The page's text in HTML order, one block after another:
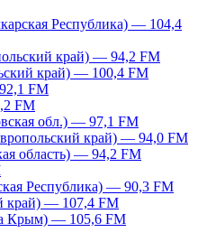
Республика) — 104,4
край) — 94,2 FM
край) — 100,4 FM
FM
FM
обл.) — 97,1 FM
край) — 94,0 FM
область) — 94,2 FM
Республика) — 90,3 FM
край) — 107,4 FM
Крым) — 105,6 FM